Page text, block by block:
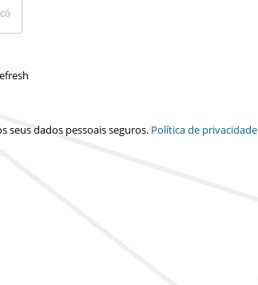
seus dados pessoais seguros. Política de privacidade